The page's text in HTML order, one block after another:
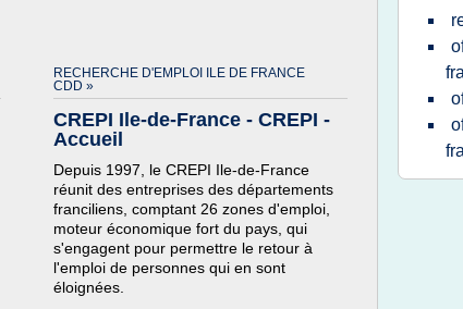
RECHERCHE D'EMPLOI ILE DE FRANCE
CDD »
CREPI Ile-de-France - CREPI -
Accueil
Depuis 1997, le CREPI Ile-de-France
réunit des entreprises des départements
franciliens, comptant 26 zones d'emploi,
moteur économique fort du pays, qui
s'engagent pour permettre le retour à
l'emploi de personnes qui en sont
éloignées.